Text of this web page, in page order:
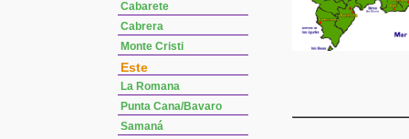
Cabarete
Cabrera
Monte Cristi
Este
La Romana
Punta Cana/Bavaro
Samaná